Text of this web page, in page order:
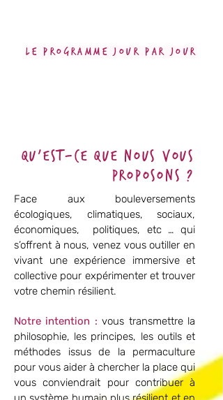
Le programme jour par jour
Qu’est-ce que nous vous
proposons ?
Face aux bouleversements
écologiques, climatiques, sociaux,
économiques, politiques, etc … qui
s’offrent à nous, venez vous outiller en
vivant une expérience immersive et
collective pour expérimenter et trouver
votre chemin résilient.
Notre intention : vous transmettre la
philosophie, les principes, les outils et
méthodes issus de la permaculture
pour vous aider à chercher la place qui
vous conviendrait pour contribuer à